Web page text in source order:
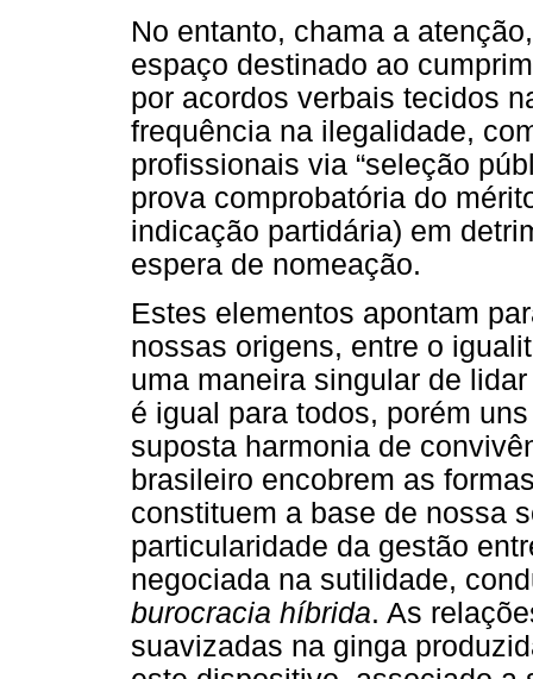
No entanto, chama a
espaço destinado ao
por acordos verbais tecidos
frequência na ilegalidade,
profissionais via “seleção
prova comprobatória do
indicação partidária) em
espera de nomeação.
Estes elementos apontam
nossas origens, entre o
uma maneira singular de
é igual para todos, porém
suposta harmonia de
brasileiro encobrem as
constituem a base de nossa
particularidade da gestão
negociada na sutilidade,
burocracia híbrida. As
suavizadas na ginga